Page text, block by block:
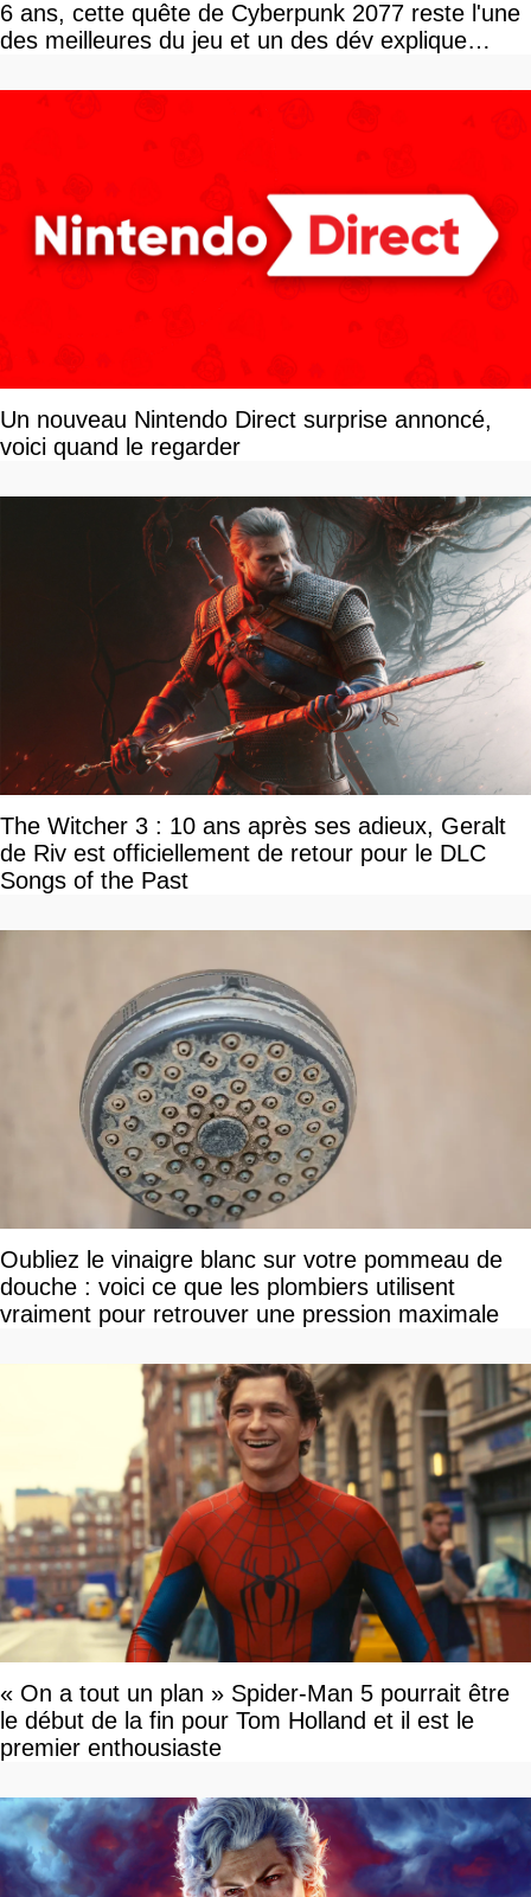
6 ans, cette quête de Cyberpunk 2077 reste l'une
des meilleures du jeu et un des dév explique
Un nouveau Nintendo Direct surprise annoncé,
voici quand le regarder
The Witcher 3 : 10 ans après ses adieux, Geralt
de Riv est officiellement de retour pour le DLC
Songs of the Past
Oubliez le vinaigre blanc sur votre pommeau de
douche : voici ce que les plombiers utilisent
vraiment pour retrouver une pression maximale
« On a tout un plan » Spider-Man 5 pourrait être
le début de la fin pour Tom Holland et il est le
premier enthousiaste